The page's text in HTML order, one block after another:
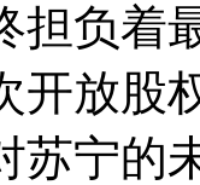
担负着
开放股
苏宁的